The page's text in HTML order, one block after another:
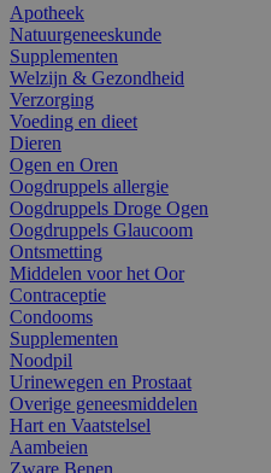
Apotheek
Natuurgeneeskunde
Supplementen
Welzijn & Gezondheid
Verzorging
Voeding en dieet
Dieren
Ogen en Oren
Oogdruppels allergie
Oogdruppels Droge Ogen
Oogdruppels Glaucoom
Ontsmetting
Middelen voor het Oor
Contraceptie
Condooms
Supplementen
Noodpil
Urinewegen en Prostaat
Overige geneesmiddelen
Hart en Vaatstelsel
Aambeien
Zware Benen